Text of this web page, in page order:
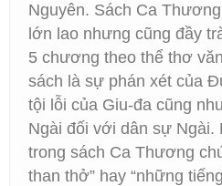
Nguyên. Sách Ca
lớn lao nhưng cũng đầy
5 chương theo thể thơ
sách là sự phán xét của
tội lỗi của Giu-đa cũng
Ngài đối với dân sự Ngài.
trong sách Ca Thương
than thở” hay “những